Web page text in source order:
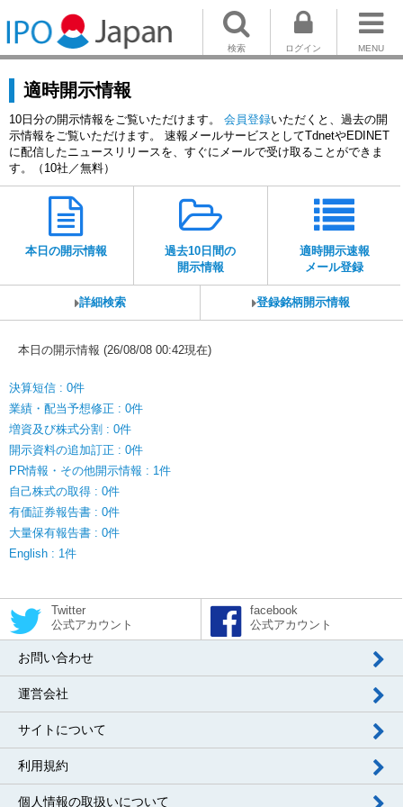
MENU
ログイン
検索
適時開示情報
10日分の開示情報をご覧いただけます。 会員登録いただくと、過去の開
示情報をご覧いただけます。 速報メールサービスとしてTdnetやEDINET
に配信したニュースリリースを、すぐにメールで受け取ることができま
す。（10社／無料）
本日の開示情報
過去10日間の
開示情報
適時開示速報
メール登録
詳細検索 登録銘柄開示情報
本日の開示情報 (26/08/08 00:42現在)
決算短信 : 0件
業績・配当予想修正 : 0件
増資及び株式分割 : 0件
開示資料の追加訂正 : 0件
PR情報・その他開示情報 : 1件
自己株式の取得 : 0件
有価証券報告書 : 0件
大量保有報告書 : 0件
English : 1件
Twitter
公式アカウント
facebook
公式アカウント
お問い合わせ
運営会社
サイトについて
利用規約
個人情報の取扱いについて